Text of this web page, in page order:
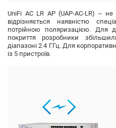
UniFi AC LR AP (UAP-AC-LR) – не
відрізняється наявністю
потрійною поляризацією. Для
покриття розробники
діапазоні 2.4 ГГц. Для
із 5 пристроїв.